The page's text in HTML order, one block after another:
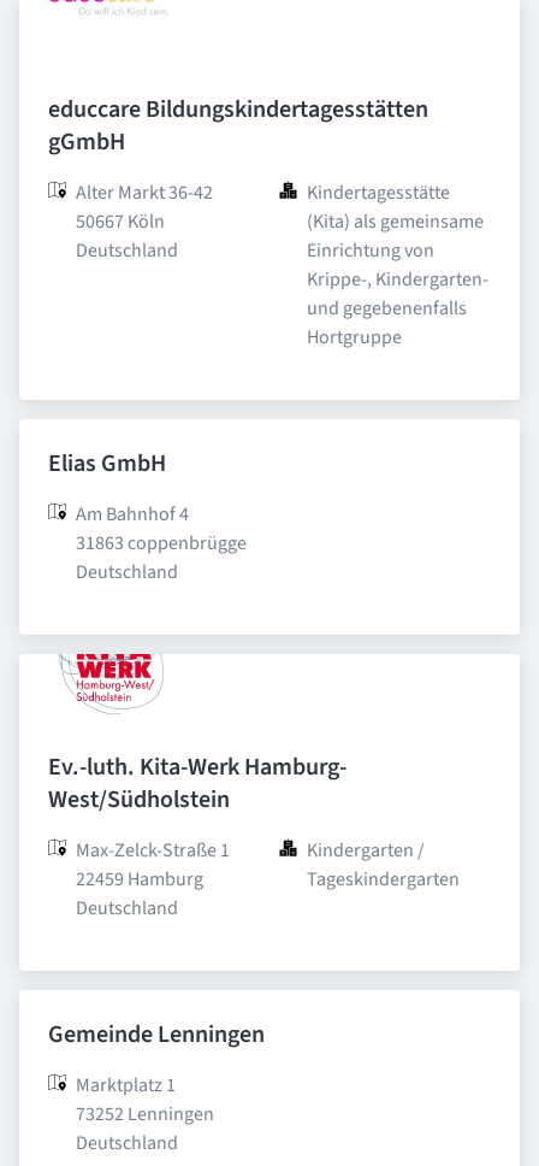
educcare Bildungskindertagesstätten
gGmbH
Alter Markt 36-42
50667 Köln
Deutschland
Kindertagesstätte
(Kita) als gemeinsame
Einrichtung von
Krippe-, Kindergarten-
und gegebenenfalls
Hortgruppe
Elias GmbH
Am Bahnhof 4
31863 coppenbrügge
Deutschland
Ev.-luth. Kita-Werk Hamburg-
West/Südholstein
Max-Zelck-Straße 1
22459 Hamburg
Deutschland
Kindergarten /
Tageskindergarten
Gemeinde Lenningen
Marktplatz 1
73252 Lenningen
Deutschland